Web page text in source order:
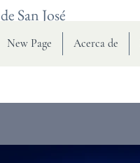
New Page Acerca de
San José